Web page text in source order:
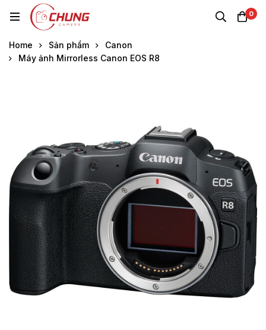
0
Home Sản phẩm
Canon
Máy ảnh Mirrorless Canon EOS R8